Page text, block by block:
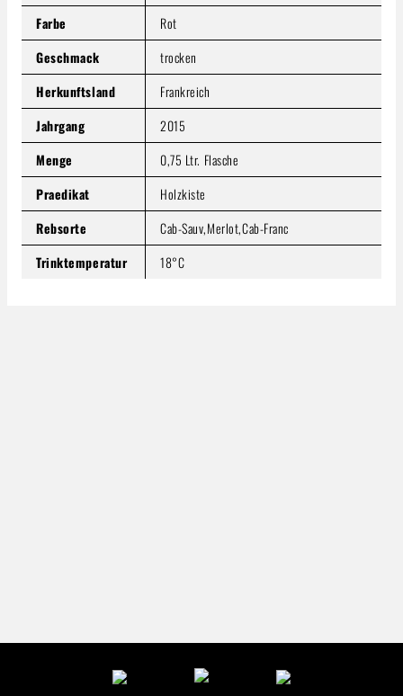
Farbe
Rot
Geschmack
trocken
Herkunftsland
Frankreich
Jahrgang
2015
Menge
0,75 Ltr. Flasche
Praedikat
Holzkiste
Rebsorte
Cab-Sauv,Merlot,Cab-Franc
Trinktemperatur
18°C